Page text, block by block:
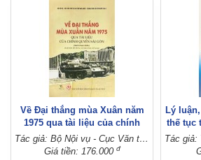
Về Đại thắng mùa Xuân năm
1975 qua tài liệu của chính
quyền Sài Gòn (Sách tham
khảo) (Xuất bản lần thứ tư, có
Tác giả: Bộ Nội vụ - Cục Văn thư và lưu trữ nhà nước - Trung tâm Lưu trữ quốc gia II
Giá tiền: 176.000 đ
Lý
thế tục
gợi
bản